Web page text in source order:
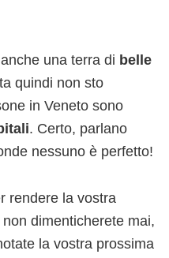
una terra di belle
quindi non sto
in Veneto sono
. Certo, parlano
nessuno è perfetto!
rendere la vostra
dimenticherete mai,
la vostra prossima